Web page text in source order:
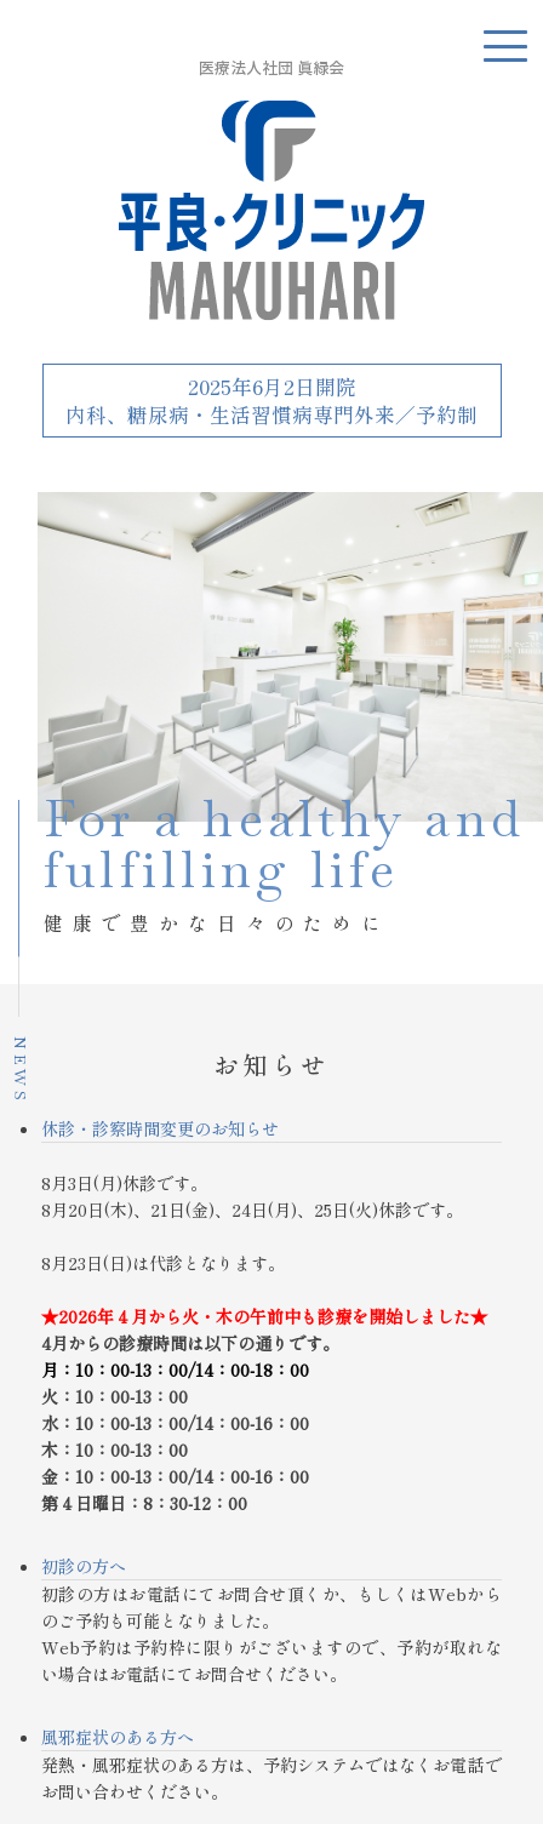
医療法人社団 眞緑会
2025年6月2日開院
内科、糖尿病・生活習慣病専門外来／予約制
For a healthy and
fulfilling life
健康で豊かな日々のために
NEWS お知らせ
休診・診察時間変更のお知らせ
8月3日(月)休診です。
8月20日(木)、21日(金)、24日(月)、25日(火)休診です。
8月23日(日)は代診となります。
★2026年４月から火・木の午前中も診療を開始しました★
4月からの診療時間は以下の通りです。
月：10：00‐13：00/14：00-18：00
火：10：00-13：00
水：10：00-13：00/14：00-16：00
木：10：00-13：00
金：10：00-13：00/14：00-16：00
第４日曜日：8：30-12：00
初診の方へ
初診の方はお電話にてお問合せ頂くか、もしくはWebから
のご予約も可能となりました。
Web予約は予約枠に限りがございますので、予約が取れな
い場合はお電話にてお問合せください。
風邪症状のある方へ
発熱・風邪症状のある方は、予約システムではなくお電話で
お問い合わせください。